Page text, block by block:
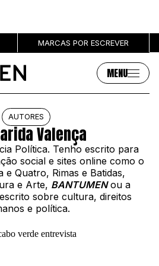
MARCAS POR ESCREVER
MENU
Sobre
SOBRE NÓS
PUBLICIDADE
AUTORES
MARCAS
AUTORES
Valença
Política. Tenho escrito para
social e sites online como o
e Quatro, Rimas e Batidas,
e Arte, BANTUMENou a
sobre cultura, direitos
e política.